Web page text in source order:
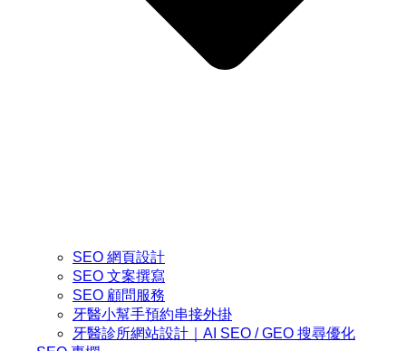
SEO 網頁設計
SEO 文案撰寫
SEO 顧問服務
牙醫小幫手預約串接外掛
牙醫診所網站設計｜AI SEO / GEO 搜尋優化